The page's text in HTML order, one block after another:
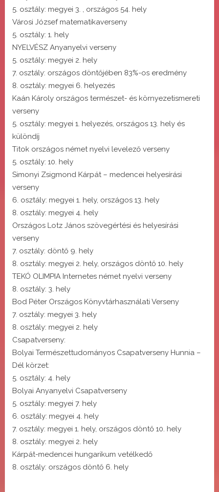
5. osztály: megyei 3. , országos 54. hely
Városi József matematikaverseny
5. osztály: 1. hely
NYELVÉSZ Anyanyelvi verseny
5. osztály: megyei 2. hely
7. osztály: országos döntőjében 83%-os eredmény
8. osztály: megyei 6. helyezés
Kaán Károly országos természet- és környezetismereti
verseny
5. osztály: megyei 1. helyezés, országos 13. hely és
különdíj
Titok országos német nyelvi levelező verseny
5. osztály: 10. hely
Simonyi Zsigmond Kárpát – medencei helyesírási
verseny
6. osztály: megyei 1. hely, országos 13. hely
8. osztály: megyei 4. hely
Országos Lotz János szövegértési és helyesírási
verseny
7. osztály: döntő 9. hely
8. osztály: megyei 2. hely, országos döntő 10. hely
TEKÓ OLIMPIA Internetes német nyelvi verseny
8. osztály: 3. hely
Bod Péter Országos Könyvtárhasználati Verseny
7. osztály: megyei 3. hely
8. osztály: megyei 2. hely
Csapatverseny:
Bolyai Természettudományos Csapatverseny Hunnia –
Dél körzet:
5. osztály: 4. hely
Bolyai Anyanyelvi Csapatverseny
5. osztály: megyei 7. hely
6. osztály: megyei 4. hely
7. osztály: megyei 1. hely, országos döntő 10. hely
8. osztály: megyei 2. hely
Kárpát-medencei hungarikum vetélkedő
8. osztály: országos döntő 6. hely